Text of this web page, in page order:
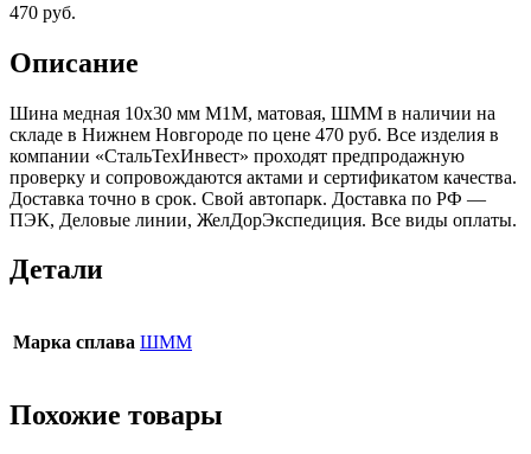
470 руб.
Описание
Шина медная 10х30 мм М1М, матовая, ШММ в наличии на
складе в Нижнем Новгороде по цене 470 руб. Все изделия в
компании «СтальТехИнвест» проходят предпродажную
проверку и сопровождаются актами и сертификатом качества.
Доставка точно в срок. Свой автопарк. Доставка по РФ —
ПЭК, Деловые линии, ЖелДорЭкспедиция. Все виды оплаты.
Детали
Марка сплава ШММ
Похожие товары